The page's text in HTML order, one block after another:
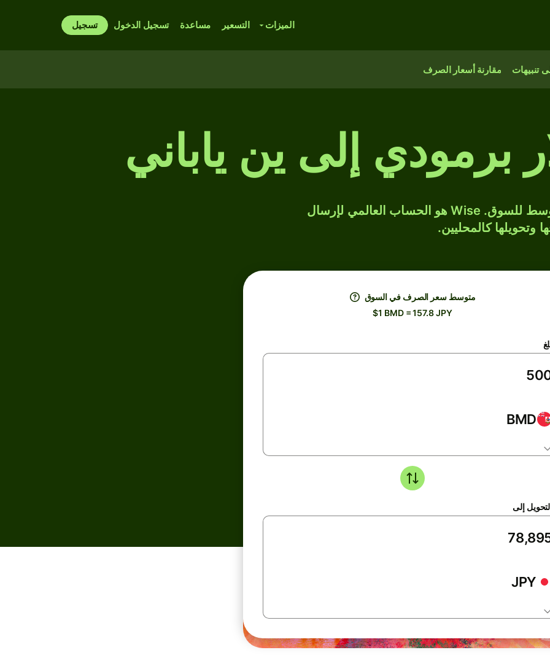
الميزات التسعير مساعدة تسجيل الدخول تسجيل
تنبيهات مقارنة أسعار الصرف
حوّل BMD إلى JPY بسعر الصرف المتوسط للسوق. Wise هو الحساب العالمي لإرسال
وتحويلها كالمحليين.
متوسط ​​سعر الصرف في السوق
$1 BMD = 157.8 JPY
BMD
إلى
JPY